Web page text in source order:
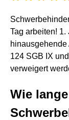
Tag arbeiten!
124 SGB IX
verweigert
Wie